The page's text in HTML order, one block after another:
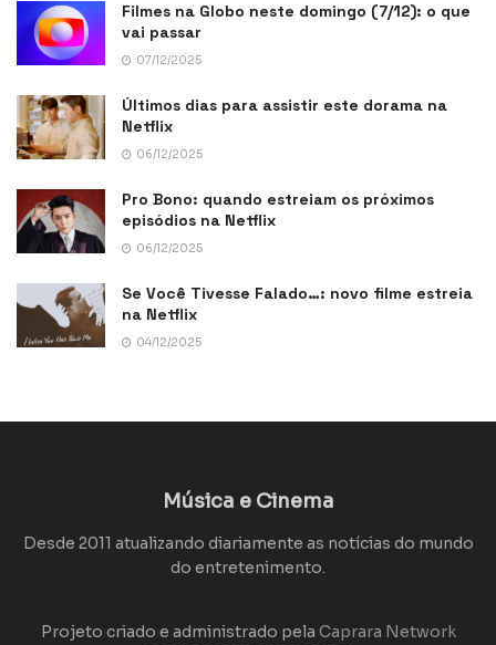
Filmes na Globo neste domingo (7/12): o que
vai passar
07/12/2025
Últimos dias para assistir este dorama na
Netflix
06/12/2025
Pro Bono: quando estreiam os próximos
episódios na Netflix
06/12/2025
Se Você Tivesse Falado…: novo filme estreia
na Netflix
04/12/2025
Música e Cinema
Desde 2011 atualizando diariamente as notícias do mundo
do entretenimento.
Projeto criado e administrado pela Caprara Network